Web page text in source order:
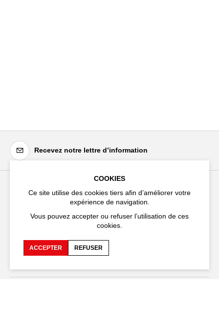
Recevez notre lettre d’information
Festival d'Avignon
20 rue du Portail Boquier,
+33 (0)4 90 27 66 50
COOKIES
Ce site utilise des cookies tiers afin d’améliorer votre
expérience de navigation.
Vous pouvez accepter ou refuser l’utilisation de ces
cookies.
ACCEPTER REFUSER